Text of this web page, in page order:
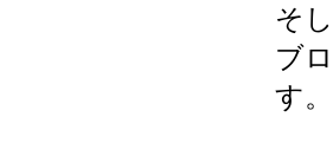
そ
ブ
す。